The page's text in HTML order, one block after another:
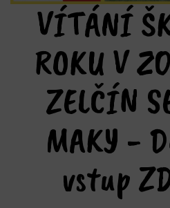
VÍTÁNÍ
ROKU V
ZELČÍN
MAKY -
vstup